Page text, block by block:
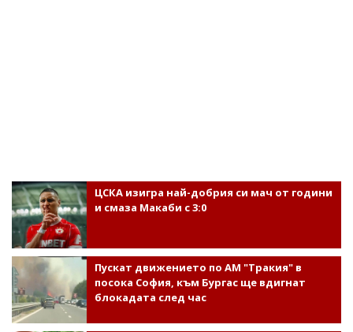
ЦСКА изигра най-добрия си мач от години
и смаза Макаби с 3:0
Пускат движението по АМ "Тракия" в
посока София, към Бургас ще вдигнат
блокадата след час